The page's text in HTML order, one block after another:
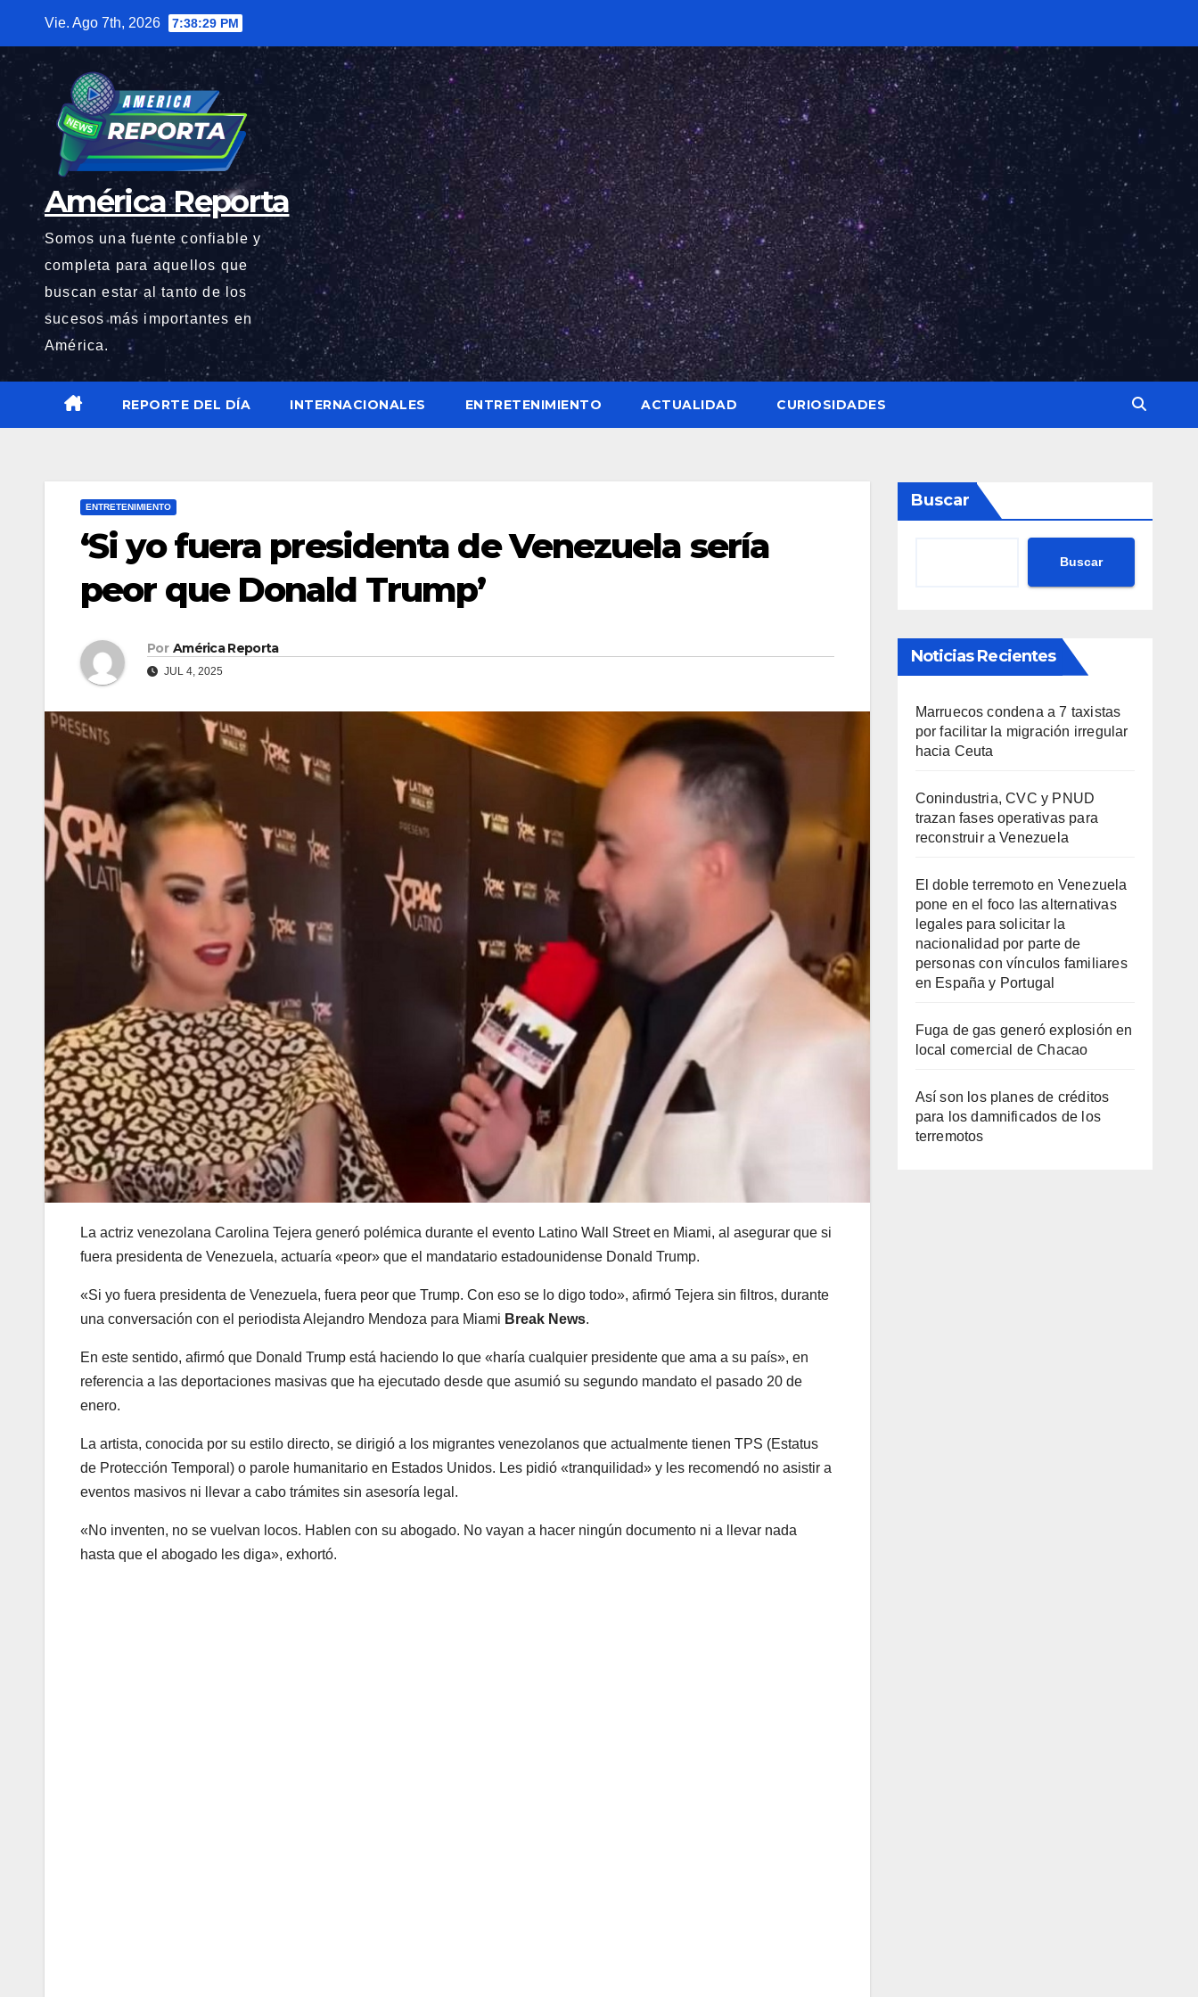
contenido
Vie. Ago 7th, 2026 7:38:31 PM
América Reporta
Somos una fuente confiable y
completa para aquellos que
buscan estar al tanto de los
sucesos más importantes en
América.
REPORTE DEL DÍA INTERNACIONALES ENTRETENIMIENTO ACTUALIDAD CURIOSIDADES
ENTRETENIMIENTO
‘Si yo fuera presidenta de Venezuela sería
peor que Donald Trump’
Por América Reporta
JUL 4, 2025
La actriz venezolana Carolina Tejera generó polémica durante el evento Latino Wall Street en Miami, al asegurar que si
fuera presidenta de Venezuela, actuaría «peor» que el mandatario estadounidense Donald Trump.
«Si yo fuera presidenta de Venezuela, fuera peor que Trump. Con eso se lo digo todo», afirmó Tejera sin filtros, durante
una conversación con el periodista Alejandro Mendoza para Miami Break News.
En este sentido, afirmó que Donald Trump está haciendo lo que «haría cualquier presidente que ama a su país», en
referencia a las deportaciones masivas que ha ejecutado desde que asumió su segundo mandato el pasado 20 de
enero.
La artista, conocida por su estilo directo, se dirigió a los migrantes venezolanos que actualmente tienen TPS (Estatus
de Protección Temporal) o parole humanitario en Estados Unidos. Les pidió «tranquilidad» y les recomendó no asistir a
eventos masivos ni llevar a cabo trámites sin asesoría legal.
«No inventen, no se vuelvan locos. Hablen con su abogado. No vayan a hacer ningún documento ni a llevar nada
hasta que el abogado les diga», exhortó.
Buscar
Buscar
Noticias Recientes
Marruecos condena a 7 taxistas
por facilitar la migración irregular
hacia Ceuta
Conindustria, CVC y PNUD
trazan fases operativas para
reconstruir a Venezuela
El doble terremoto en Venezuela
pone en el foco las alternativas
legales para solicitar la
nacionalidad por parte de
personas con vínculos familiares
en España y Portugal
Fuga de gas generó explosión en
local comercial de Chacao
Así son los planes de créditos
para los damnificados de los
terremotos